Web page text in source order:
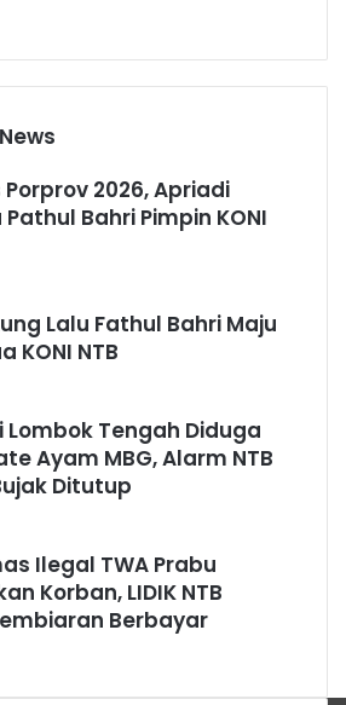
Porprov 2026, Apriadi
Bahri Pimpin KONI
Lalu Fathul Bahri Maju
KONI NTB
Lombok Tengah Diduga
Ayam MBG, Alarm NTB
Ditutup
Ilegal TWA Prabu
Korban, LIDIK NTB
Berbayar